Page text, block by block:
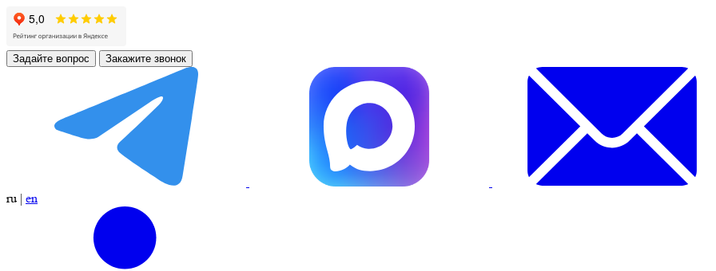
Задайте вопрос Закажите звонок
ru | en